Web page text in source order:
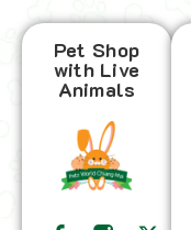
Pet Shop
with Live
Animals